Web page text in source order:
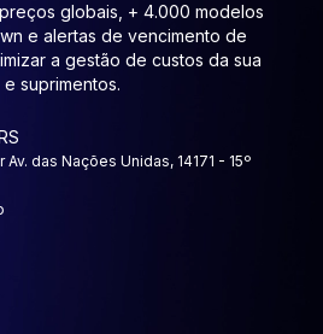
globais, + 4.000 modelos
e alertas de vencimento de
a gestão de custos da sua
suprimentos.
das Nações Unidas, 14171 - 15º